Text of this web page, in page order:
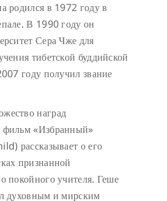
родился в 1972 году в
В 1990 году он
Сера Чже для
тибетской буддийской
году получил звание
наград
фильм «Избранный»
рассказывает о его
признанной
покойного учителя. Геше
духовным и мирским